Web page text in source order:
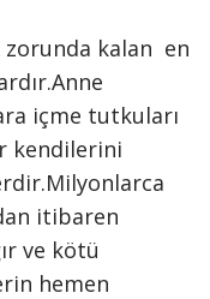
zorunda kalan en
içme tutkuları
kendilerini
itibaren
ve kötü
hemen